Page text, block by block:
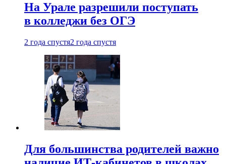
На Урале разрешили поступать
в колледжи без ОГЭ
2 года спустя2 года спустя
Для большинства родителей важно